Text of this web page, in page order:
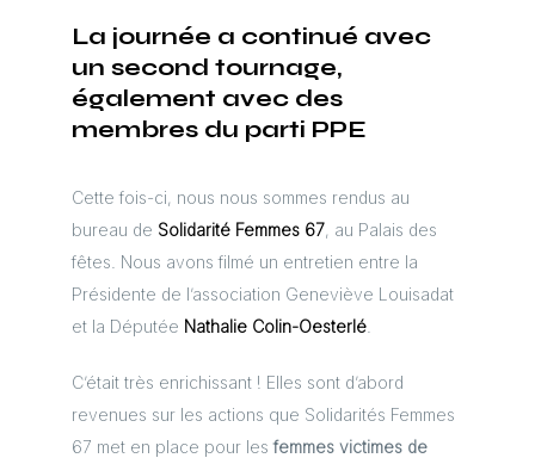
La journée a continué avec
un second tournage,
également avec des
membres du parti PPE
Cette fois-ci, nous nous sommes rendus au
bureau de Solidarité Femmes 67, au Palais des
fêtes. Nous avons filmé un entretien entre la
Présidente de l’association Geneviève Louisadat
et la Députée Nathalie Colin-Oesterlé
C’était très enrichissant ! Elles sont d’abord
revenues sur les actions que Solidarités Femmes
67 met en place pour lesfemmes victimes de